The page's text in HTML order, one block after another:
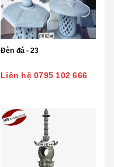
Đèn đá - 23
Liên hệ 0795 102 666